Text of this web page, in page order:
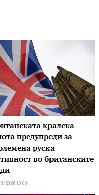
кралска
предупреди за
руска
во британските
2026 10:08